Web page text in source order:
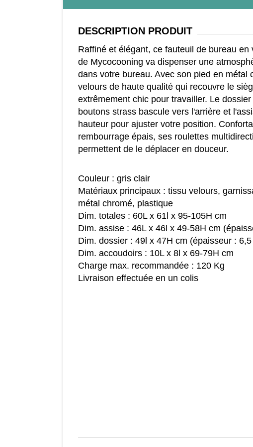
DESCRIPTIONPRODUIT
Raffiné et élégant, ce fauteuil de bureau en
de Mycocooning va dispenser une
dans votre bureau. Avec son pied en métal
velours de haute qualité qui recouvre le
extrêmement chic pour travailler. Le
boutons strass bascule vers l'arrière et
hauteur pour ajuster votre position.
rembourrage épais, ses roulettes
permettent de le déplacer en douceur.
Couleur : gris clair
Matériaux principaux : tissu velours,
métal chromé, plastique
Dim. totales : 60L x 61l x 95-105H cm
Dim. assise : 46L x 46l x 49-58H cm
Dim. dossier : 49l x 47H cm (épaisseur :
Dim. accoudoirs : 10L x 8l x 69-79H cm
Charge max. recommandée : 120 Kg
Livraison effectuée en un colis